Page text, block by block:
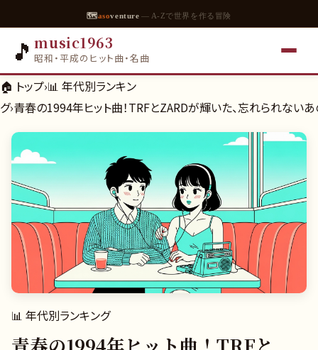
🗺asoventure — A-Zで世界を作る冒険
🎵 music1963
昭和・平成のヒット曲・名曲
🏠 トップ›📊 年代別ランキン
グ›青春の1994年ヒット曲！TRFとZARDが輝いた、忘れられない
📊 年代別ランキング